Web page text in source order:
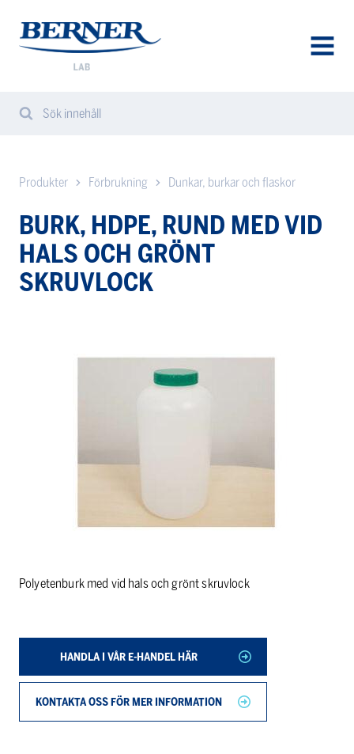
Berner
Lab
Search
Sök innehåll
Produkter Förbrukning Dunkar, burkar och flaskor
BURK, HDPE, RUND MED VID
HALS OCH GRÖNT
SKRUVLOCK
Polyetenburk med vid hals och grönt skruvlock
HANDLA I VÅR E-HANDEL HÄR
KONTAKTA OSS FÖR MER INFORMATION